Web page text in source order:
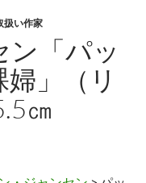
扱い作家
ン「パッ
」（リ
㎝